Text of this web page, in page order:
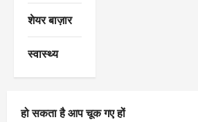
शेयर बाज़ार
स्वास्थ्य
हो सकता है आप चूक गए हों